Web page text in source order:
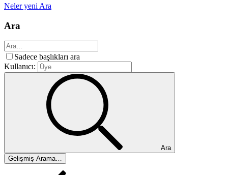
Neler yeni Ara
Ara
Sadece başlıkları ara
Kullanıcı:
Ara
Gelişmiş Arama…